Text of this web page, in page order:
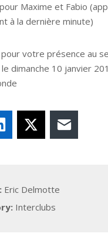
Maxime et Fabio
à la dernière minute)
votre présence au
dimanche 10 janvier
LinkedIn
Eric Delmotte
Interclubs